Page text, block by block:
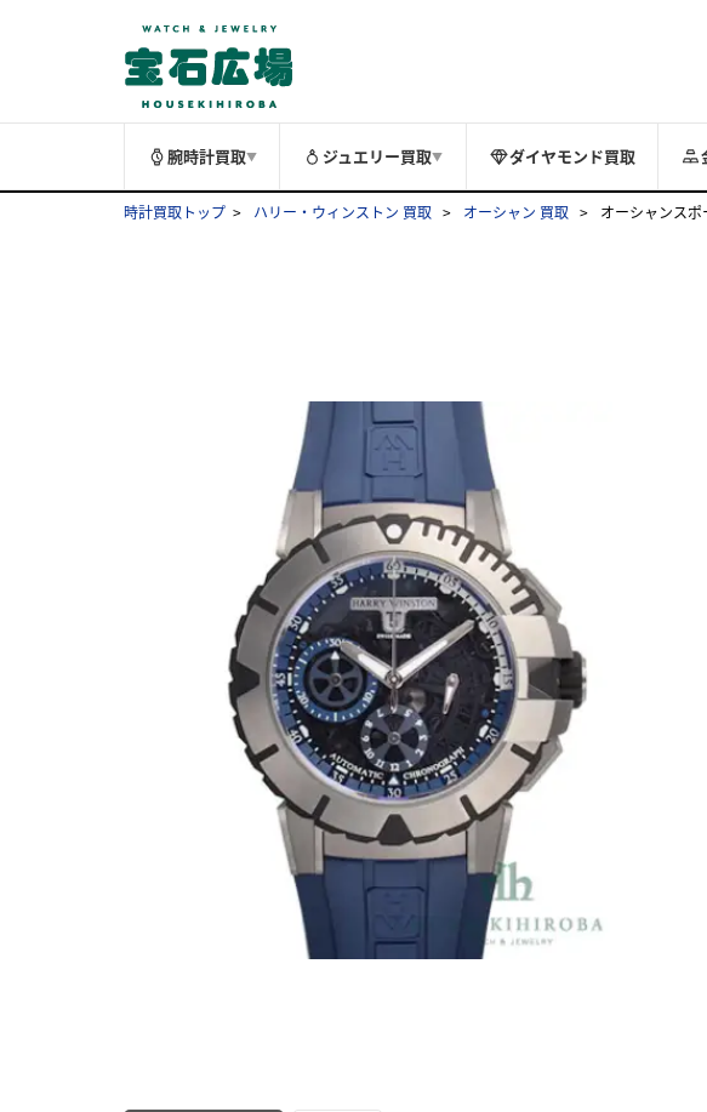
腕時計買取▼ ジュエリー買取▼ ダイヤモンド買取
時計買取トップ ハリー・ウィンストン 買取 オーシャン 買取 オーシャンス